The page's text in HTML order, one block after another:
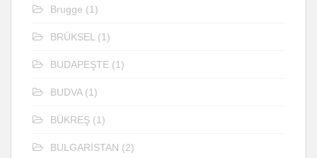
Brugge (1)
BRÜKSEL (1)
BUDAPEŞTE (1)
BUDVA(1)
BÜKREŞ (1)
BULGARİSTAN (2)